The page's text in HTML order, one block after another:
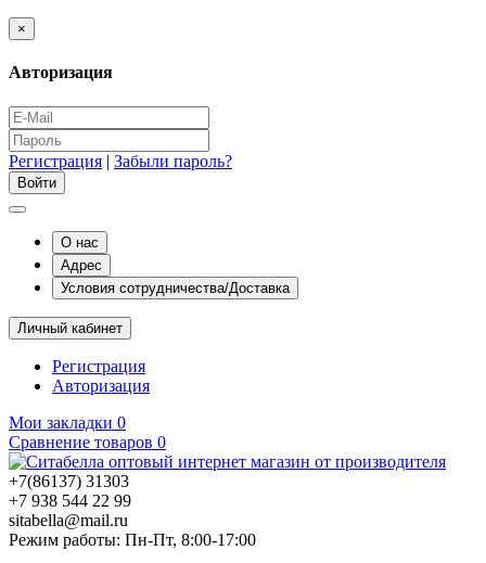
×
Авторизация
Регистрация | Забыли пароль?
О нас
Адрес
Условия сотрудничества/Доставка
Личный кабинет
Регистрация
Авторизация
Мои закладки 0
Сравнение товаров 0
+7(86137) 31303
+7 938 544 22 99
sitabella@mail.ru
Режим работы: Пн-Пт, 8:00-17:00